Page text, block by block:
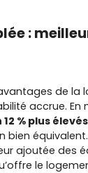
:
de la
accrue. En
% plus élevés
bien
ajoutée des
le